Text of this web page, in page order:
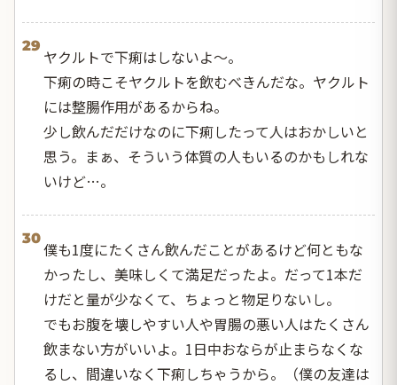
29
ヤクルトで下痢はしないよ〜。
下痢の時こそヤクルトを飲むべきんだな。ヤクルト
には整腸作用があるからね。
少し飲んだだけなのに下痢したって人はおかしいと
思う。まぁ、そういう体質の人もいるのかもしれな
いけど…。
30
僕も1度にたくさん飲んだことがあるけど何ともな
かったし、美味しくて満足だったよ。だって1本だ
けだと量が少なくて、ちょっと物足りないし。
でもお腹を壊しやすい人や胃腸の悪い人はたくさん
飲まない方がいいよ。1日中おならが止まらなくな
るし、間違いなく下痢しちゃうから。（僕の友達は